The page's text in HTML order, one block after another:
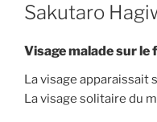
Sakutaro
Visage malade sur le
La visage apparaissait
La visage solitaire du